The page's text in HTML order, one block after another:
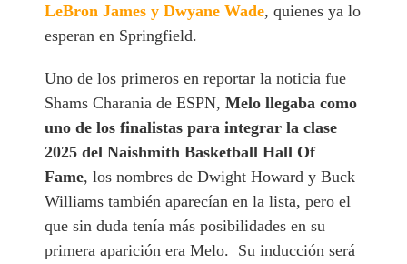
LeBron James y Dwyane Wade, quienes ya lo
esperan en Springfield.
Uno de los primeros en reportar la noticia fue
Shams Charania de ESPN,Melo llegaba como
uno de los finalistas para integrar la clase
2025 del Naishmith Basketball Hall Of
Fame, los nombres de Dwight Howard y Buck
Williams también aparecían en la lista, pero el
que sin duda tenía más posibilidades en su
primera aparición era Melo. Su inducción será